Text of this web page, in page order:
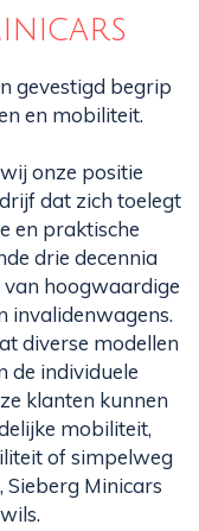
gevestigd begrip
en mobiliteit.
onze positie
dat zich toelegt
en praktische
drie decennia
hoogwaardige
invalidenwagens.
diverse modellen
de individuele
klanten kunnen
mobiliteit,
of simpelweg
Sieberg Minicars